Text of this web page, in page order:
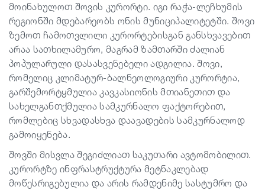
მოინახულოთ შოვის კურორტი. იგი რაჭა-ლეჩხუმის
რეგიონში მდებარეობს ონის მუნიციპალიტეტში. შოვი
ზემოთ ჩამოთვლილი კურორტებისგან განსხვავებით
არაა სათხილამურო, მაგრამ ზამთარში ძალიან
პოპულარული დასასვენებელი ადგილია. შოვი,
რომელიც კლიმატურ-ბალნეოლოგიური კურორტია,
გარშემორტყმულია კავკასიონის მთიანეთით და
სახელგანთქმულია სამკურნალო ფაქტორებით,
რომლებიც სხვადასხვა დაავადების სამკურნალოდ
გამოიყენება.
შოვში მისვლა შეგიძლიათ საკუთარი ავტომობილით.
კურორტზე ინფრასტრუქტურა მეტნაკლებად
მოწესრიგებულია და არის რამდენიმე სასტუმრო და